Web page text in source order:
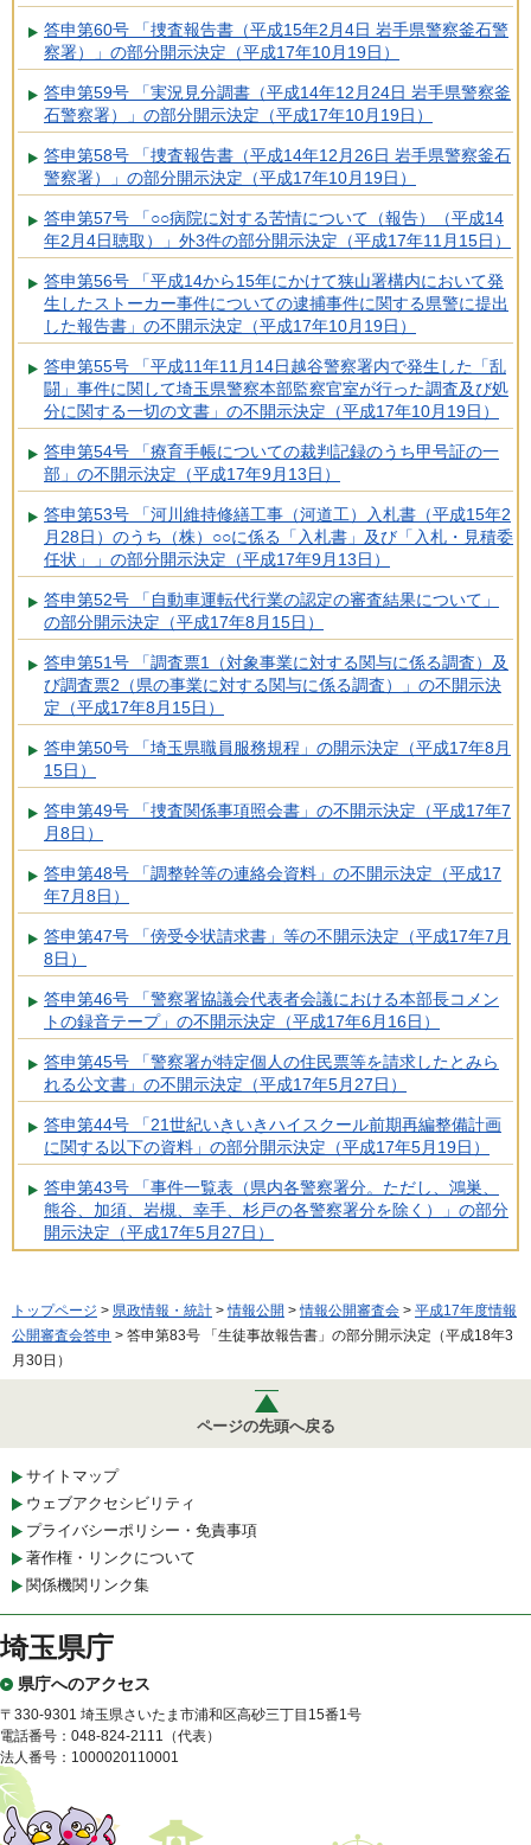
答申第60号 「捜査報告書（平成15年2月4日 岩手県警察釜石警
察署）」の部分開示決定（平成17年10月19日）
答申第59号 「実況見分調書（平成14年12月24日 岩手県警察釜
石警察署）」の部分開示決定（平成17年10月19日）
答申第58号 「捜査報告書（平成14年12月26日 岩手県警察釜石
警察署）」の部分開示決定（平成17年10月19日）
答申第57号 「○○病院に対する苦情について（報告）（平成14
年2月4日聴取）」外3件の部分開示決定（平成17年11月15日）
答申第56号 「平成14から15年にかけて狭山署構内において発
生したストーカー事件についての逮捕事件に関する県警に提出
した報告書」の不開示決定（平成17年10月19日）
答申第55号 「平成11年11月14日越谷警察署内で発生した「乱
闘」事件に関して埼玉県警察本部監察官室が行った調査及び処
分に関する一切の文書」の不開示決定（平成17年10月19日）
答申第54号 「療育手帳についての裁判記録のうち甲号証の一
部」の不開示決定（平成17年9月13日）
答申第53号 「河川維持修繕工事（河道工）入札書（平成15年2
月28日）のうち（株）○○に係る「入札書」及び「入札・見積委
任状」」の部分開示決定（平成17年9月13日）
答申第52号 「自動車運転代行業の認定の審査結果について」
の部分開示決定（平成17年8月15日）
答申第51号 「調査票1（対象事業に対する関与に係る調査）及
び調査票2（県の事業に対する関与に係る調査）」の不開示決
定（平成17年8月15日）
答申第50号 「埼玉県職員服務規程」の開示決定（平成17年8月
15日）
答申第49号 「捜査関係事項照会書」の不開示決定（平成17年7
月8日）
答申第48号 「調整幹等の連絡会資料」の不開示決定（平成17
年7月8日）
答申第47号 「傍受令状請求書」等の不開示決定（平成17年7月
8日）
答申第46号 「警察署協議会代表者会議における本部長コメン
トの録音テープ」の不開示決定（平成17年6月16日）
答申第45号 「警察署が特定個人の住民票等を請求したとみら
れる公文書」の不開示決定（平成17年5月27日）
答申第44号 「21世紀いきいきハイスクール前期再編整備計画
に関する以下の資料」の部分開示決定（平成17年5月19日）
答申第43号 「事件一覧表（県内各警察署分。ただし、鴻巣、
熊谷、加須、岩槻、幸手、杉戸の各警察署分を除く）」の部分
開示決定（平成17年5月27日）
トップページ > 県政情報・統計 >情報公開 >情報公開審査会 > 平成17年度情報
公開審査会答申 > 答申第83号 「生徒事故報告書」の部分開示決定（平成18年3
月30日）
ページの先頭へ戻る
サイトマップ
ウェブアクセシビリティ
プライバシーポリシー・免責事項
著作権・リンクについて
関係機関リンク集
埼玉県庁
県庁へのアクセス
〒330-9301 埼玉県さいたま市浦和区高砂三丁目15番1号
電話番号：048-824-2111（代表）
法人番号：1000020110001